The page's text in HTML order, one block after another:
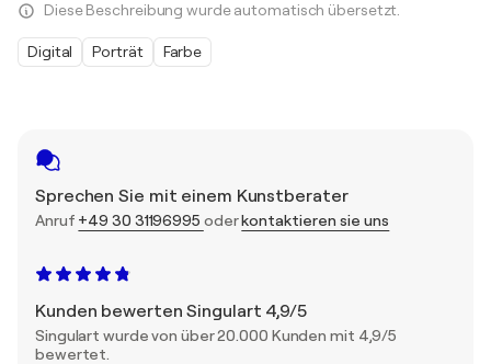
Sprechen Sie mit einem Kunstberater
Anruf +49 30 31196995 oderkontaktieren sie uns
Kunden bewerten Singulart 4,9/5
Singulart wurde von über 20.000 Kunden mit 4,9/5
bewertet.
Diese Beschreibung wurde automatisch übersetzt.
Digital Porträt Farbe